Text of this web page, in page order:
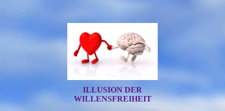
ILLUSION DER
WILLENSFREIHEIT